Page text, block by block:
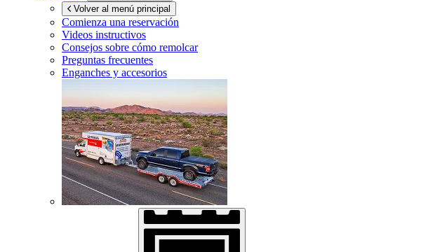
Volver al menú principal
Comienza una reservación
Videos instructivos
Consejos sobre cómo remolcar
Preguntas frecuentes
Enganches y accesorios